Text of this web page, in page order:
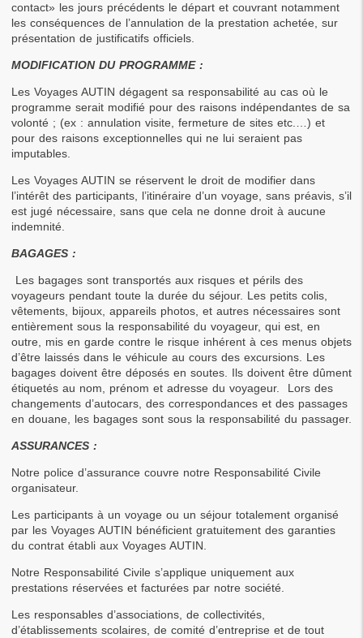
contact» les jours précédents le départ et couvrant notamment
les conséquences de l’annulation de la prestation achetée, sur
présentation de justificatifs officiels.
MODIFICATION DU PROGRAMME :
Les Voyages AUTIN dégagent sa responsabilité au cas où le
programme serait modifié pour des raisons indépendantes de sa
volonté ; (ex : annulation visite, fermeture de sites etc.…) et
pour des raisons exceptionnelles qui ne lui seraient pas
imputables.
Les Voyages AUTIN se réservent le droit de modifier dans
l’intérêt des participants, l’itinéraire d’un voyage, sans préavis, s’il
est jugé nécessaire, sans que cela ne donne droit à aucune
indemnité.
BAGAGES :
Les bagages sont transportés aux risques et périls des
voyageurs pendant toute la durée du séjour. Les petits colis,
vêtements, bijoux, appareils photos, et autres nécessaires sont
entièrement sous la responsabilité du voyageur, qui est, en
outre, mis en garde contre le risque inhérent à ces menus objets
d’être laissés dans le véhicule au cours des excursions. Les
bagages doivent être déposés en soutes. Ils doivent être dûment
étiquetés au nom, prénom et adresse du voyageur.  Lors des
changements d’autocars, des correspondances et des passages
en douane, les bagages sont sous la responsabilité du passager.
ASSURANCES :
Notre police d’assurance couvre notre Responsabilité Civile
organisateur.
Les participants à un voyage ou un séjour totalement organisé
par les Voyages AUTIN bénéficient gratuitement des garanties
du contrat établi aux Voyages AUTIN.
Notre Responsabilité Civile s’applique uniquement aux
prestations réservées et facturées par notre société.
Les responsables d’associations, de collectivités,
d’établissements scolaires, de comité d’entreprise et de tout